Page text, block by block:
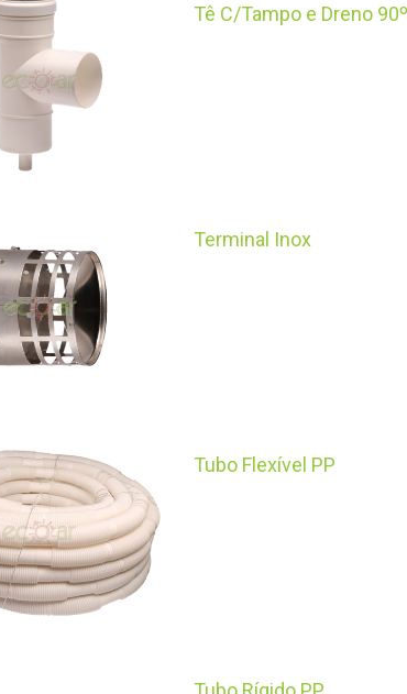
Tê C/Tampo e Dreno
Terminal Inox
Tubo Flexível PP